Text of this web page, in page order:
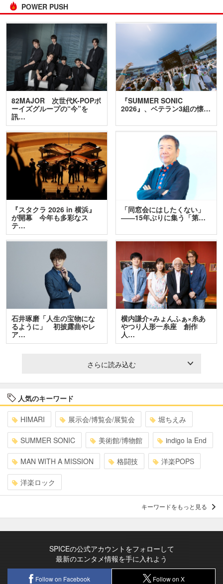
POWER PUSH
82MAJOR 次世代K-POPボ
ーイズグループの“今”を
訊…
『SUMMER SONIC
2026』、ベテラン3組の懐…
『スタクラ 2026 in 横浜』
が開幕 今年も多彩なス
テ…
「同窓会にはしたくない」
――15年ぶりに集う「第…
石井琢磨「人生の宝物にな
るように」 初披露曲やレ
ア…
横内謙介×みょんふぁ×糸あ
やつり人形一糸座 創作
人…
さらに読み込む
人気のキーワード
HIMARI 展示会/博覧会/展覧会 堀ちえみ
SUMMER SONIC 美術館/博物館 indigo la End
MAN WITH A MISSION 格闘技 洋楽POPS
洋楽ロック
キーワードをもっと見る
SPICEの公式アカウントをフォローして
最新のエンタメ情報を手に入れよう
Follow on Facebook Follow on X